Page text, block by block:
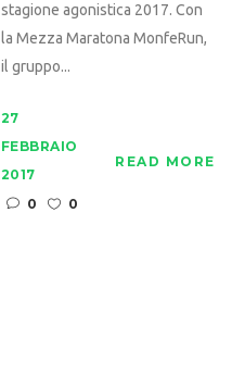
stagione agonistica 2017. Con
la Mezza Maratona MonfeRun,
il gruppo...
27
FEBBRAIO
2017
0
0
READ MORE